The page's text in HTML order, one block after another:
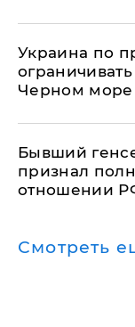
Украина по
Черном море
Бывший
признал
отношении
Смотреть